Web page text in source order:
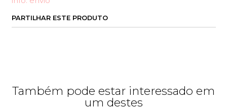
PARTILHAR ESTE PRODUTO
Também pode estar interessado em
um destes